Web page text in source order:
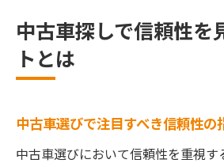
中古車探しで信頼性を
トとは
中古車選びで注目すべき信頼性の
中古車選びにおいて信頼性を重視す